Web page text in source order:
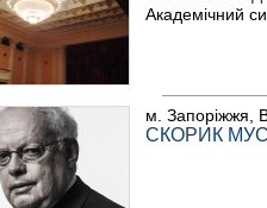
Академічний
м. Запоріжжя,
СКОРИК